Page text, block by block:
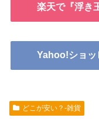
楽天で『浮き
Yahoo!ショ
どこが安い？-雑貨